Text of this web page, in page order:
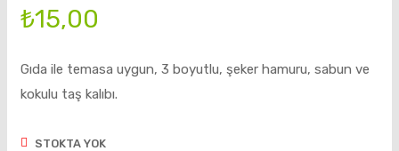
eme
mi (
₺15,00
Gıda ile temasa uygun, 3 boyutlu, şeker hamuru, sabun ve
kokulu taş kalıbı.
STOKTA YOK